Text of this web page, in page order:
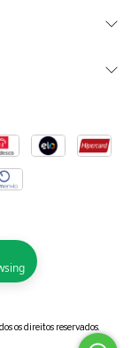
os direitos reservados.